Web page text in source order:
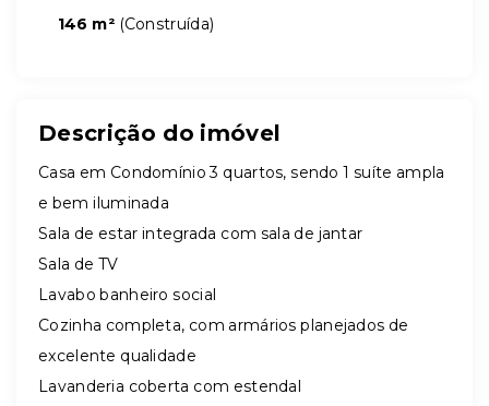
146 m² (Construída)
Descrição do imóvel
Casa em Condomínio 3 quartos, sendo 1 suíte ampla
e bem iluminada
Sala de estar integrada com sala de jantar
Sala de TV
Lavabo banheiro social
Cozinha completa, com armários planejados de
excelente qualidade
Lavanderia coberta com estendal